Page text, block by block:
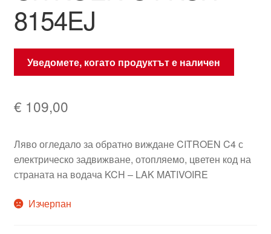
8154EJ
Уведомете, когато продуктът е наличен
€ 109,00
Ляво огледало за обратно виждане CITROEN C4 с
електрическо задвижване, отопляемо, цветен код на
страната на водача KCH – LAK MATIVOIRE
Изчерпан